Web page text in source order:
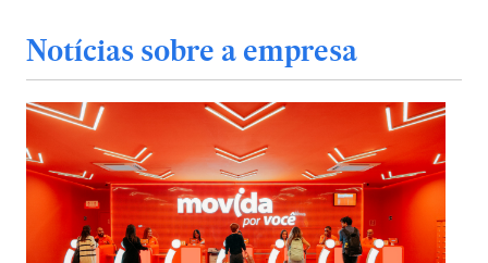
Notícias sobre a empresa